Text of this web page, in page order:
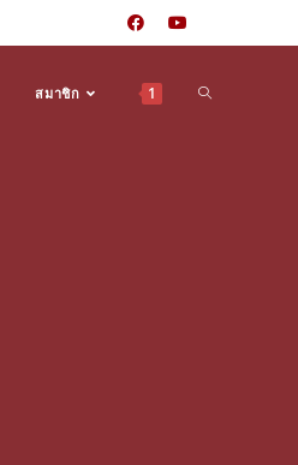
สมาชิก 1